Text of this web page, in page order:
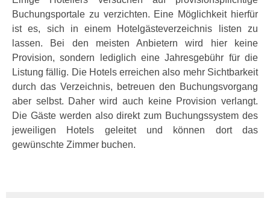
Buchungsportale zu verzichten. Eine Möglichkeit hierfür
ist es, sich in einem Hotelgästeverzeichnis listen zu
lassen. Bei den meisten Anbietern wird hier keine
Provision, sondern lediglich eine Jahresgebühr für die
Listung fällig. Die Hotels erreichen also mehr Sichtbarkeit
durch das Verzeichnis, betreuen den Buchungsvorgang
aber selbst. Daher wird auch keine Provision verlangt.
Die Gäste werden also direkt zum Buchungssystem des
jeweiligen Hotels geleitet und können dort das
gewünschte Zimmer buchen.